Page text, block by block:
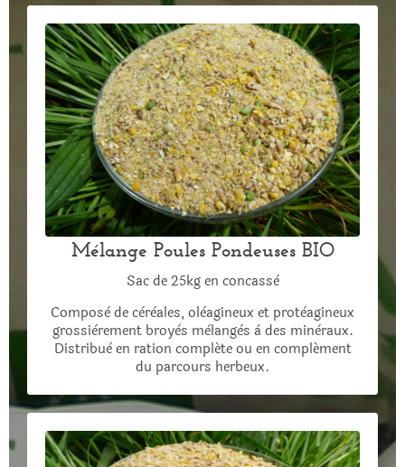
Mélange Poules Pondeuses BIO
Sac de 25kg en concassè
Composè de cèrèales, olèagineux et protèagineux
grossièrement broyès mèlangès à des minèraux.
Distribuè en ration compléte ou en complément
du parcours herbeux.